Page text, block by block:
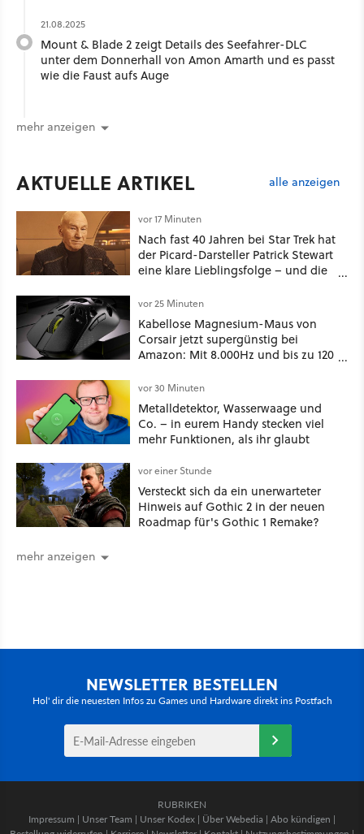
21.08.2025
Mount & Blade 2 zeigt Details des Seefahrer-DLC
unter dem Donnerhall von Amon Amarth und es passt
wie die Faust aufs Auge
mehr anzeigen
AKTUELLE ARTIKEL alle anzeigen
vor 17 Minuten
Nach fast 40 Jahren bei Star Trek hat
der Picard-Darsteller Patrick Stewart
eine klare Lieblingsfolge – und die
vor 25 Minuten
Kabellose Magnesium-Maus von
Corsair jetzt supergünstig bei
Amazon: Mit 8.000Hz und bis zu 120
vor 30 Minuten
Metalldetektor, Wasserwaage und
Co. – in eurem Handy stecken viel
mehr Funktionen, als ihr glaubt
vor einer Stunde
Versteckt sich da ein unerwarteter
Hinweis auf Gothic 2 in der neuen
Roadmap für's Gothic 1 Remake?
mehr anzeigen
NEWSLETTER BESTELLEN
Hol' dir die neuesten Infos zu Games und Hardware direkt ins Postfach
RUBRIKEN
Impressum | Unser Team | Unser Kodex | Über Webedia | Abo kündigen |